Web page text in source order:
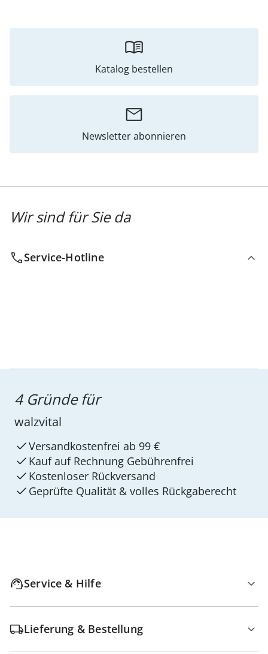
Katalog bestellen
Newsletter abonnieren
Wir sind für Sie da
Service-Hotline
4 Gründe für
walzvital
Versandkostenfrei ab 99 €
Kauf auf Rechnung Gebührenfrei
Kostenloser Rückversand
Geprüfte Qualität & volles Rückgaberecht
Service & Hilfe
Lieferung & Bestellung